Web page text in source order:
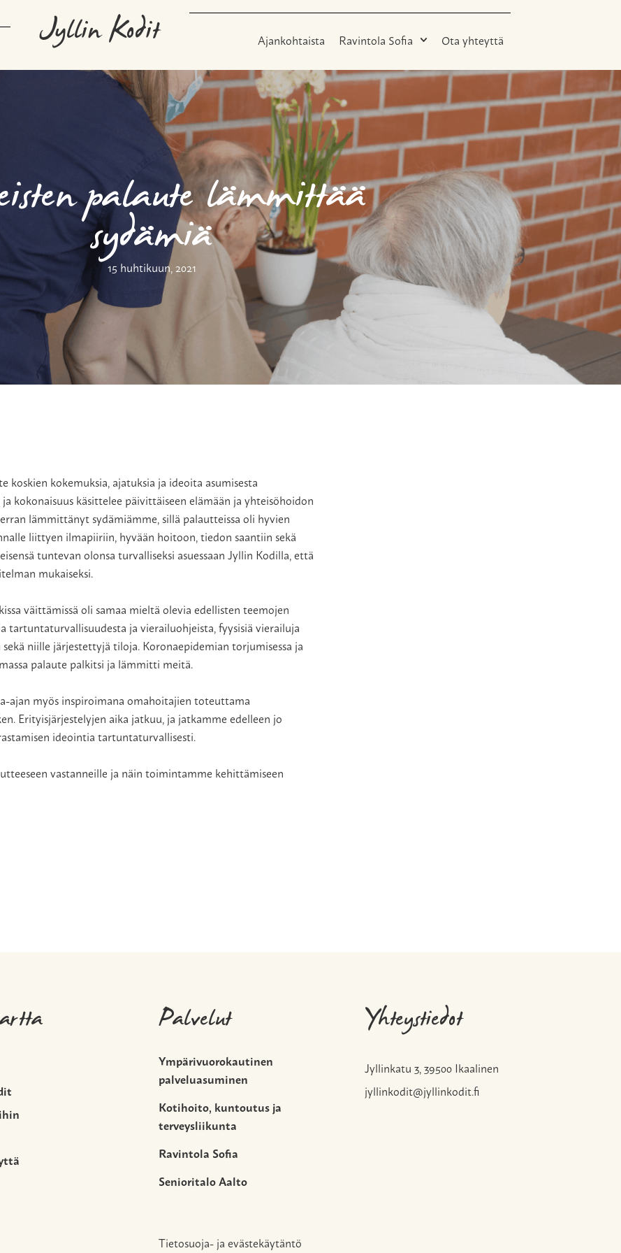
Jyllin Kodit Ajankohtaista Ravintola Sofia Ota yhteyttä
palaute lämmittää
sydämiä
15 huhtikuun, 2021
kokemuksia, ajatuksia ja ideoita asumisesta
kokonaisuus käsittelee päivittäiseen elämään ja yhteisöhoidon
lämmittänyt sydämiämme, sillä palautteissa oli hyvien
liittyen ilmapiiriin, hyvään hoitoon, tiedon saantiin sekä
tuntevan olonsa turvalliseksi asuessaan Jyllin Kodilla, että
mukaiseksi.
väittämissä oli samaa mieltä olevia edellisten teemojen
tartuntaturvallisuudesta ja vierailuohjeista, fyysisiä vierailuja
niille järjestettyjä tiloja. Koronaepidemian torjumisessa ja
palaute palkitsi ja lämmitti meitä.
ajan myös inspiroimana omahoitajien toteuttama
Erityisjärjestelyjen aika jatkuu, ja jatkamme edelleen jo
ideointia tartuntaturvallisesti.
vastanneille ja näin toimintamme kehittämiseen
Palvelut
Ympärivuorokautinen
palveluasuminen
Kotihoito, kuntoutus ja
terveysliikunta
Ravintola Sofia
Senioritalo Aalto
Yhteystiedot
Jyllinkatu 3, 39500 Ikaalinen
jyllinkodit@jyllinkodit.fi
Tietosuoja- ja evästekäytäntö